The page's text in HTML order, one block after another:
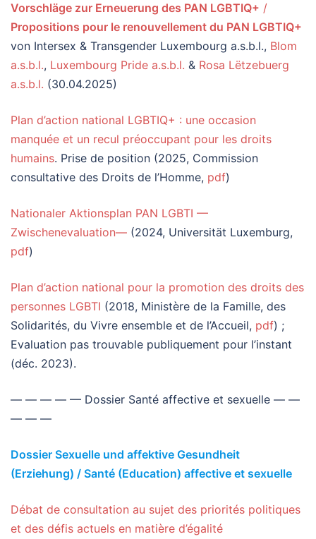
Vorschläge zur Erneuerung des PAN LGBTIQ+ /
Propositions pour le renouvellement du PAN LGBTIQ+
von Intersex & Transgender Luxembourg a.s.b.l., Blom
a.s.b.l., Luxembourg Pride a.s.b.l. & Rosa Lëtzebuerg
a.s.b.l. (30.04.2025)
Plan d’action national LGBTIQ+ : une occasion
manquée et un recul préoccupant pour les droits
humains. Prise de position (2025, Commission
consultative des Droits de l’Homme, pdf)
Nationaler Aktionsplan PAN LGBTI —
Zwischenevaluation— (2024, Universität Luxemburg,
pdf)
Plan d’action national pour la promotion des droits des
personnes LGBTI (2018, Ministère de la Famille, des
Solidarités, du Vivre ensemble et de l’Accueil, pdf) ;
Evaluation pas trouvable publiquement pour l’instant
(déc. 2023).
— — — — — Dossier Santé affective et sexuelle — —
— — —
Dossier Sexuelle und affektive Gesundheit
(Erziehung) / Santé (Education) affective et sexuelle
Débat de consultation au sujet des priorités politiques
et des défis actuels en matière d’égalité